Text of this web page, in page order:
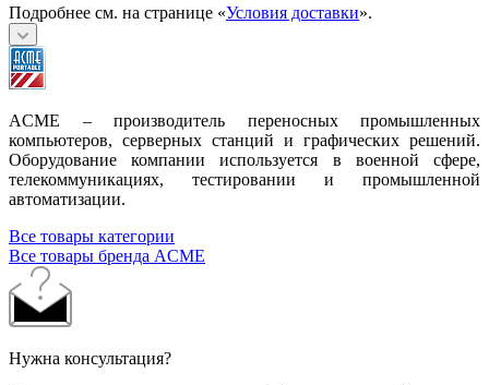
Подробнее см. на странице «Условия доставки».
ACME – производитель переносных промышленных
компьютеров, серверных станций и графических решений.
Оборудование компании используется в военной сфере,
телекоммуникациях, тестировании и промышленной
автоматизации.
Все товары категории
Все товары бренда ACME
Нужна консультация?